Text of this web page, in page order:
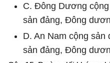
C. Đông Dương
sản đảng, Đông
D. An Nam cộng
sản đảng, Đông